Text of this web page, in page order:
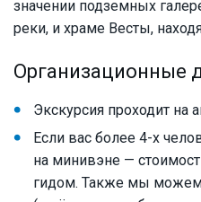
значении подземных
реки, и храме Весты,
Организационные
Экскурсия проходит на
Если вас более 4-х
на минивэне —
гидом. Также мы